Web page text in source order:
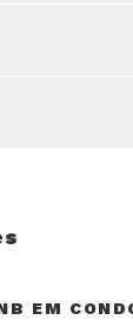
EM